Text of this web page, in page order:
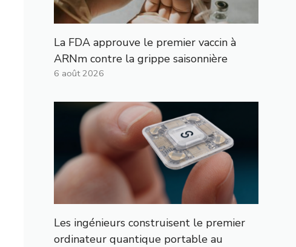
La FDA approuve le premier vaccin à
ARNm contre la grippe saisonnière
6 août 2026
Les ingénieurs construisent le premier
ordinateur quantique portable au